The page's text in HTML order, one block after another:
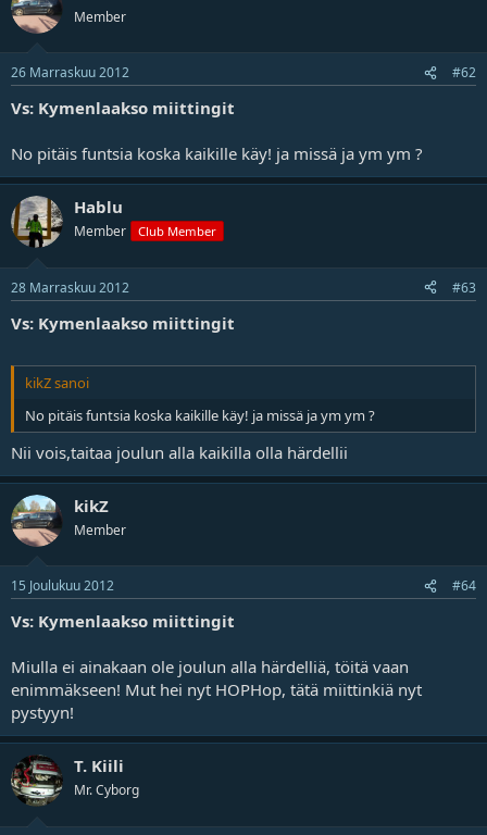
Member
26 Marraskuu 2012 #62
Vs: Kymenlaakso miittingit
No pitäis funtsia koska kaikille käy! ja missä ja ym ym ?
Hablu
Member Club Member
28 Marraskuu 2012 #63
Vs: Kymenlaakso miittingit
kikZ sanoi
No pitäis funtsia koska kaikille käy! ja missä ja ym ym ?
Nii vois,taitaa joulun alla kaikilla olla härdellii
kikZ
Member
15 Joulukuu 2012 #64
Vs: Kymenlaakso miittingit
Miulla ei ainakaan ole joulun alla härdelliä, töitä vaan
enimmäkseen! Mut hei nyt HOPHop, tätä miittinkiä nyt
pystyyn!
T. Kiili
Mr. Cyborg